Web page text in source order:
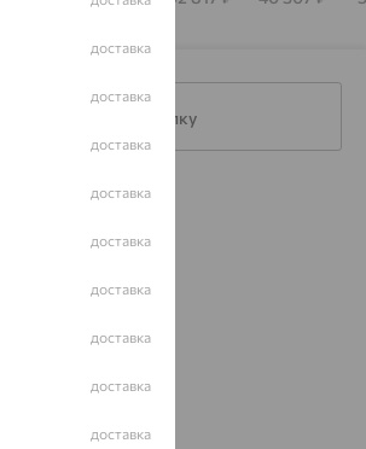
Подписаться на рассылку
доставка
доставка
доставка
доставка
доставка
доставка
доставка
доставка
доставка